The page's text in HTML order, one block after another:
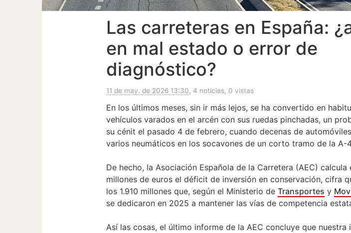
Las carreteras en España:
en mal estado o error de
diagnóstico?
11 de may. de 2026 13:30, 4 noticias, 0 vistas
En los últimos meses, sin ir más lejos, se ha convertido en
vehículos varados en el arcén con sus ruedas pinchadas, un
su cénit el pasado 4 de febrero, cuando decenas de
varios neumáticos en los socavones de un corto tramo de la A-
De hecho, la Asociación Española de la Carretera (AEC) calcula
millones de euros el déficit de inversión en conservación, cifra
los 1.910 millones que, según el Ministerio deTransportes y
se dedicaron en 2025 a mantener las vías de competencia
Así las cosas, el último informe de la AEC concluye que nuestra